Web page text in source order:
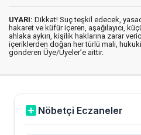
UYARI: Dikkat! Suç teşkil edecek,
hakaret ve küfür içeren, aşağılayıcı,
ahlaka aykırı, kişilik haklarına zarar
içeriklerden doğan her türlü mali,
gönderen Üye/Üyeler’e aittir.